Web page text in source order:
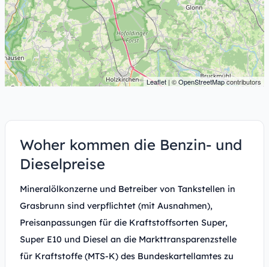
Leaflet | ©OpenStreetMapcontributors
Woher kommen die Benzin- und
Dieselpreise
Mineralölkonzerne und Betreiber von Tankstellen in
Grasbrunn sind verpflichtet (mit Ausnahmen),
Preisanpassungen für die Kraftstoffsorten Super,
Super E10 und Diesel an die Markttransparenzstelle
für Kraftstoffe (MTS-K) des Bundeskartellamtes zu